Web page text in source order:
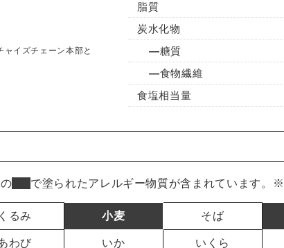
イズチェーン本部と
脂質
炭水化物
糖質
食物繊維
食塩相当量
で塗られたアレルギー物質が含まれています。 ※
くるみ 小麦 そば
わび いか いくら